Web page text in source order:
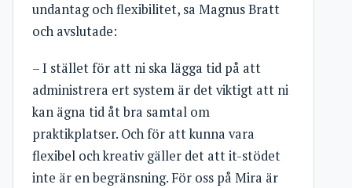
undantag och flexibilitet, sa Magnus Bratt
och avslutade:
– I stället för att ni ska lägga tid på att
administrera ert system är det viktigt att ni
kan ägna tid åt bra samtal om
praktikplatser. Och för att kunna vara
flexibel och kreativ gäller det att it-stödet
inte är en begränsning. För oss på Mira är